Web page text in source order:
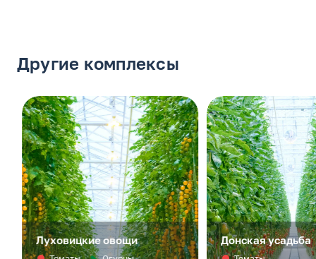
Другие комплексы
Луховицкие овощи Донская усадьба